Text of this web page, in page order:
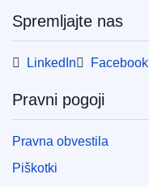
Spremljajte nas
LinkedIn Facebook
Pravni pogoji
Pravna obvestila
Piškotki